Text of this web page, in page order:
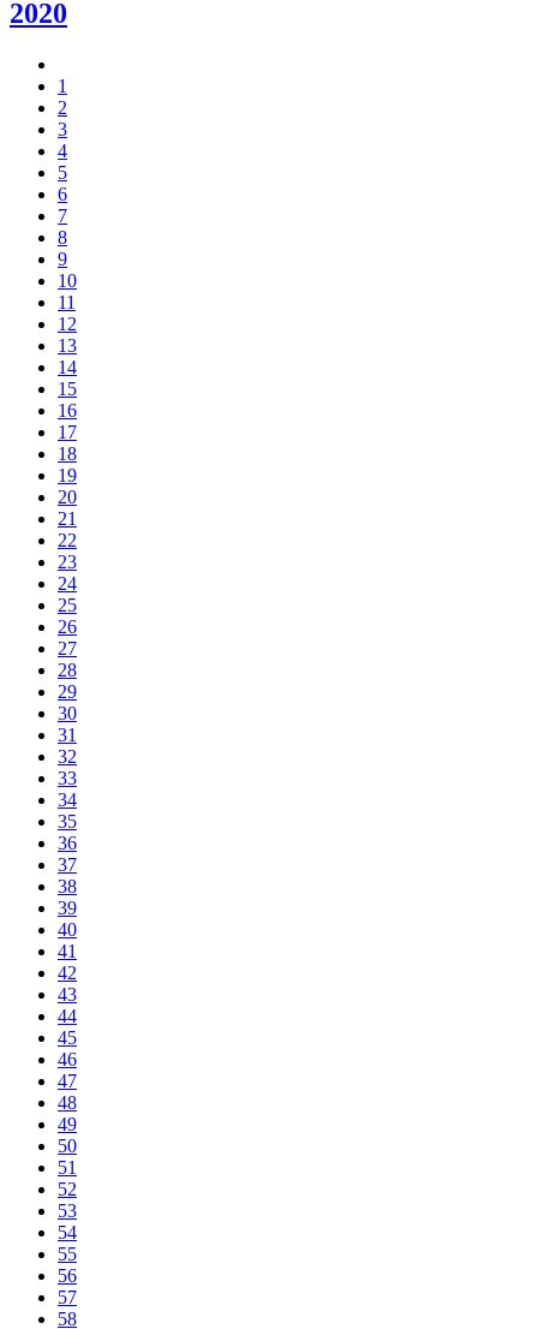
2020
1
2
3
4
5
6
7
8
9
10
11
12
13
14
15
16
17
18
19
20
21
22
23
24
25
26
27
28
29
30
31
32
33
34
35
36
37
38
39
40
41
42
43
44
45
46
47
48
49
50
51
52
53
54
55
56
57
58